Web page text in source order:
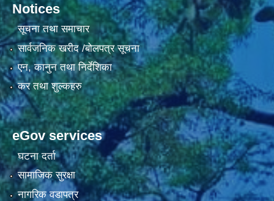
Notices
सूचना तथा समाचार
सार्वजनिक खरीद /बोलपत्र सूचना
एन, कानुन तथा निर्देशिका
कर तथा शुल्कहरु
eGov services
घटना दर्ता
सामाजिक सुरक्षा
नागरिक वडापत्र